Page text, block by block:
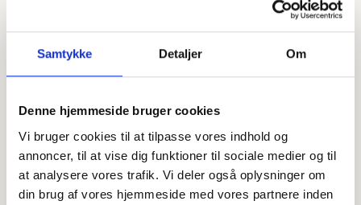
Samtykke Detaljer Om
Denne hjemmeside bruger cookies
Vi bruger cookies til at tilpasse vores indhold og
annoncer, til at vise dig funktioner til sociale medier og til
at analysere vores trafik. Vi deler også oplysninger om
din brug af vores hjemmeside med vores partnere inden
Offentligtgjort i Fyens Stiftstidende d. 22. juni 2024
Højtideligheden